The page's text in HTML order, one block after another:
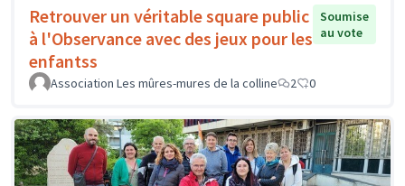
Retrouver un véritable square public
à l'Observance avec des jeux pour les
enfantss
Soumise
au vote
Association Les mûres-mures de la colline 2 0